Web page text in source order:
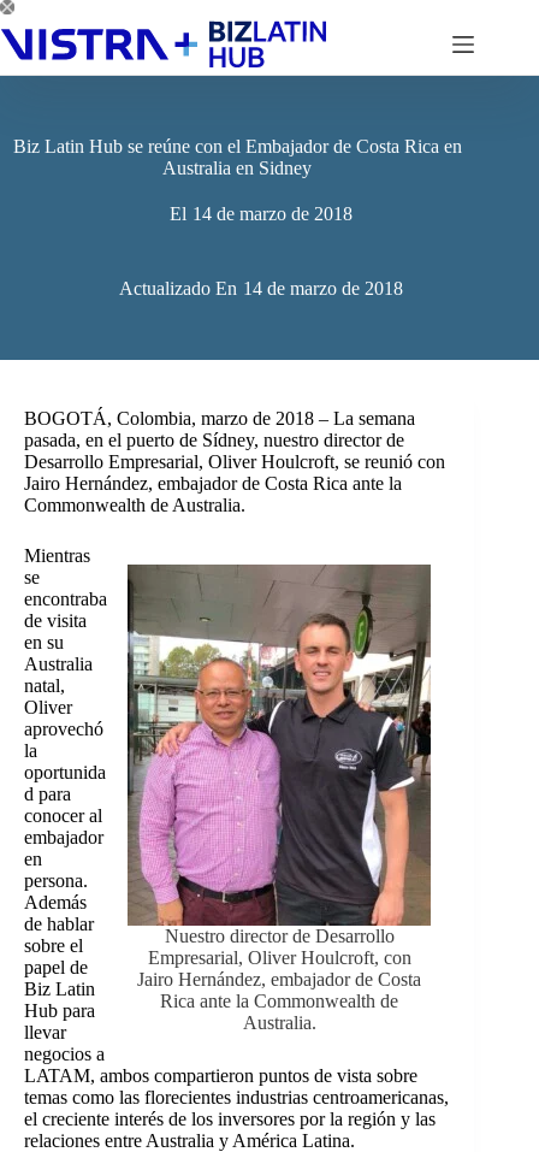
Saltar
al
contenido
Biz Latin Hub se reúne con el Embajador de Costa Rica en
Australia en Sidney
El 14 de marzo de 2018
Actualizado En 14 de marzo de 2018
BOGOTÁ, Colombia, marzo de 2018 – La semana
pasada, en el puerto de Sídney, nuestro director de
Desarrollo Empresarial, Oliver Houlcroft, se reunió con
Jairo Hernández, embajador de Costa Rica ante la
Commonwealth de Australia.
Nuestro director de Desarrollo
Empresarial, Oliver Houlcroft, con
Jairo Hernández, embajador de Costa
Rica ante la Commonwealth de
Australia.
Mientras
se
encontraba
de visita
en su
Australia
natal,
Oliver
aprovechó
la
oportunida
d para
conocer al
embajador
en
persona.
Además
de hablar
sobre el
papel de
Biz Latin
Hub para
llevar
negocios a
LATAM, ambos compartieron puntos de vista sobre
temas como las florecientes industrias centroamericanas,
el creciente interés de los inversores por la región y las
relaciones entre Australia y América Latina.